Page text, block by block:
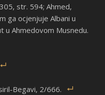
str. 594; Ahmed,
ga ocjenjuje Albani u
u Ahmedovom Musnedu.
Begavi, 2/666.